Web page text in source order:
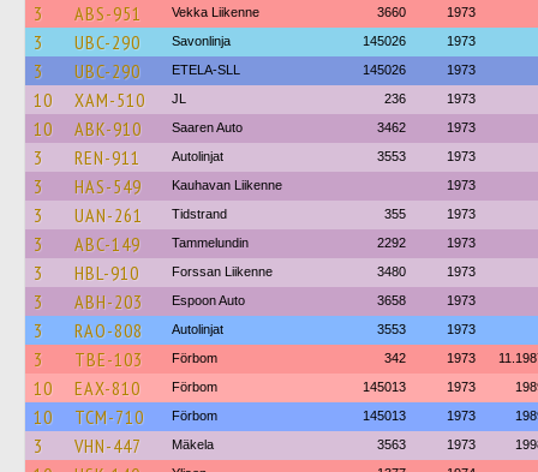
3 ABS-951 Vekka Liikenne 3660 1973
3 UBC-290 Savonlinja 145026 1973
3 UBC-290 ETELA-SLL 145026 1973
10 XAM-510 JL 236 1973
10 ABK-910 Saaren Auto 3462 1973
3 REN-911 Autolinjat 3553 1973
3 HAS-549 Kauhavan Liikenne 1973
3 UAN-261 Tidstrand 355 1973
3 ABC-149 Tammelundin 2292 1973
3 HBL-910 Forssan Liikenne 3480 1973
3 ABH-203 Espoon Auto 3658 1973
3 RAO-808 Autolinjat 3553 1973
3 TBE-103 Förbom 342 1973
10 EAX-810 Förbom 145013 1973
10 TCM-710 Förbom 145013 1973
3 VHN-447 Mäkela 3563 1973